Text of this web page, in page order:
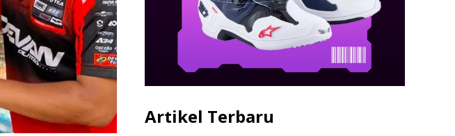
Artikel Terbaru